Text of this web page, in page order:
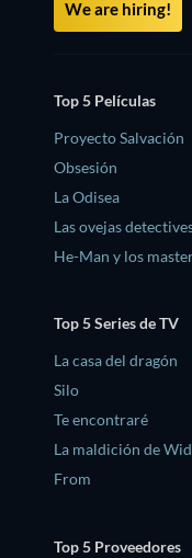
We are hiring!
Top 5 Películas
Proyecto Salvación
Obsesión
La Odisea
Las ovejas
He-Man y los
Top 5 Series de TV
La casa del dragón
Silo
Te encontraré
La maldición de
From
Top 5 Proveedores